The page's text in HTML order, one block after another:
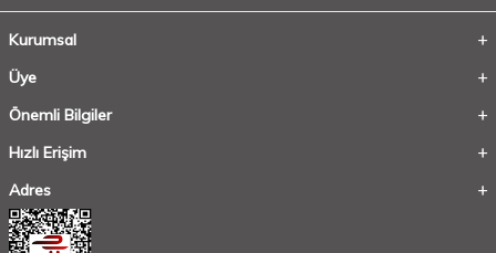
Kurumsal
Üye
Önemli Bilgiler
Hızlı Erişim
Adres